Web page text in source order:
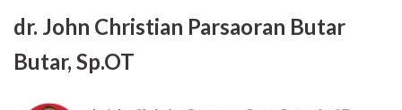
dr. John Christian Parsaoran Butar
Butar, Sp.OT